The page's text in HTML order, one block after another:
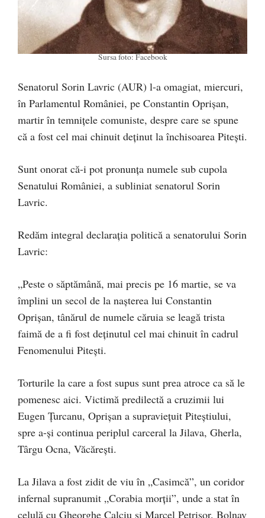
Sursa foto: Facebook
Senatorul Sorin Lavric (AUR) l-a omagiat, miercuri,
în Parlamentul României, pe Constantin Oprișan,
martir în temnițele comuniste, despre care se spune
că a fost cel mai chinuit deținut la închisoarea Pitești.
Sunt onorat că-i pot pronunța numele sub cupola
Senatului României, a subliniat senatorul Sorin
Lavric.
Redăm integral declarația politică a senatorului Sorin
Lavric:
„Peste o săptămână, mai precis pe 16 martie, se va
împlini un secol de la nașterea lui Constantin
Oprișan, tânărul de numele căruia se leagă trista
faimă de a fi fost deținutul cel mai chinuit în cadrul
Fenomenului Pitești.
Torturile la care a fost supus sunt prea atroce ca să le
pomenesc aici. Victimă predilectă a cruzimii lui
Eugen Țurcanu, Oprișan a supraviețuit Piteștiului,
spre a-și continua periplul carceral la Jilava, Gherla,
Târgu Ocna, Văcărești.
La Jilava a fost zidit de viu în „Casimcă”, un coridor
infernal supranumit „Corabia morții”, unde a stat în
celulă cu Gheorghe Calciu și Marcel Petrișor. Bolnav